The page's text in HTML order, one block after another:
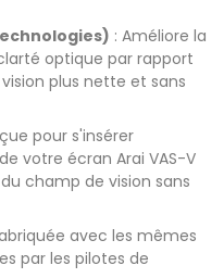
: Améliore la
optique par rapport
plus nette et sans
pour s'insérer
votre écran Arai VAS-V
champ de vision sans
avec les mêmes
par les pilotes de